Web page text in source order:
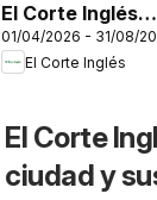
El Corte Inglés
Ofertas
01/04/2026 - 31/08/
El Corte Inglés
El Corte
ciudad y